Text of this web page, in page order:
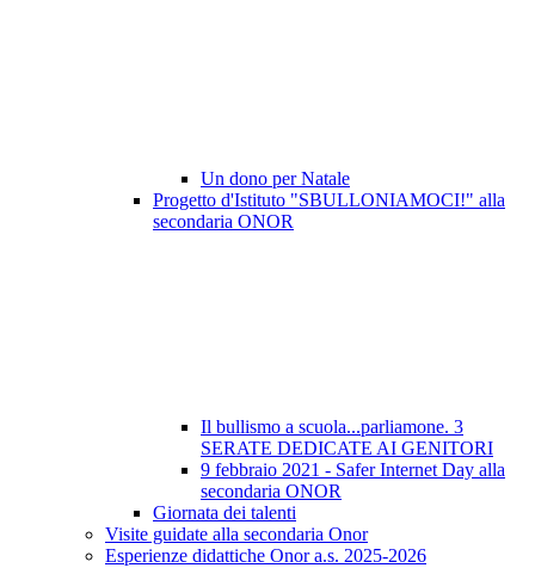
Un dono per Natale
Progetto d'Istituto "SBULLONIAMOCI!" alla
secondaria ONOR
Il bullismo a scuola...parliamone. 3
SERATE DEDICATE AI GENITORI
9 febbraio 2021 - Safer Internet Day alla
secondaria ONOR
Giornata dei talenti
Visite guidate alla secondaria Onor
Esperienze didattiche Onor a.s. 2025-2026